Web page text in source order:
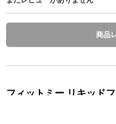
商品
フィットミー リキッド